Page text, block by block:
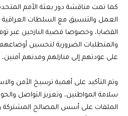
كما تمت مناقشة دور بعثة الأمم
العمل والتنسيق مع السلطات
القضايا، وخصوصا قضية النازحين عبر
والمتطلبات الضرورية لتحسين
على عودتهم إلى منازلهم ومدنهم آمنين،
وتم التأكيد على أهمية ترسيخ الأمن
سلامة المواطنين، وتعزيز التواصل
الملفات على أسس المصالح المشتركة